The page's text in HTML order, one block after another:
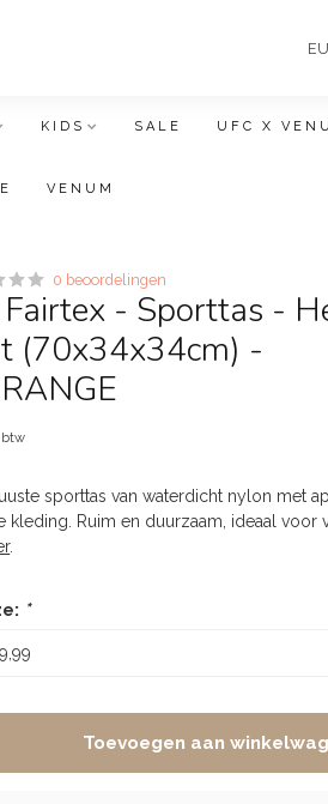
KIDS SALE UFC X
VENUM
0 beoordelingen
Fairtex - Sporttas -
(70x34x34cm) -
btw
sporttas van waterdicht nylon met
kleding. Ruim en duurzaam, ideaal voor
.
*
Toevoegen aan